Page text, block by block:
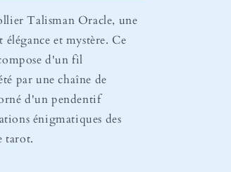
Talisman Oracle, une
et mystère. Ce
d'un fil
par une chaîne de
d'un pendentif
énigmatiques des
tarot.